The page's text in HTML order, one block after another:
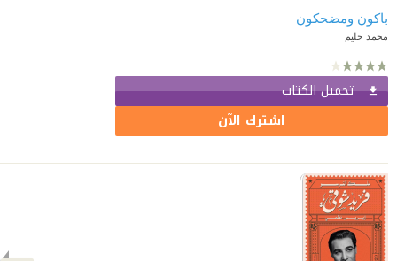
باكون ومضحكون
محمد حليم
تحميل الكتاب
اشترك الآن